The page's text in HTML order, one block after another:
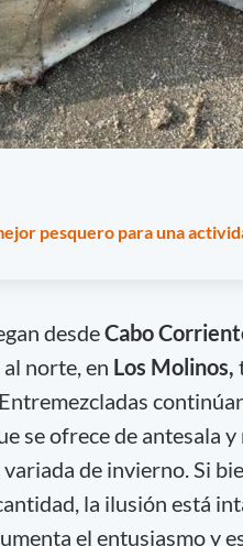
pesquero para una
desdeCabo
al norte, en Los Molinos,
se ofrece de antesala
de invierno. Si
la ilusión está
el entusiasmo y